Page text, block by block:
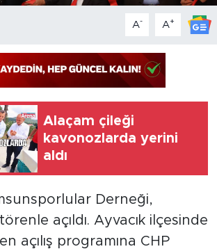
A- A+
Alaçam çileği
kavonozlarda yerini
aldı
Derneği,
açıldı. Ayvacık ilçesinde
açılış programına CHP